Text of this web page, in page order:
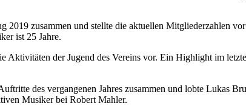
2019 zusammen und stellte die aktuellen Mitgliederzahlen
ist 25 Jahre.
Aktivitäten der Jugend des Vereins vor. Ein Highlight im
des vergangenen Jahres zusammen und lobte Lukas
Musiker bei Robert Mahler.